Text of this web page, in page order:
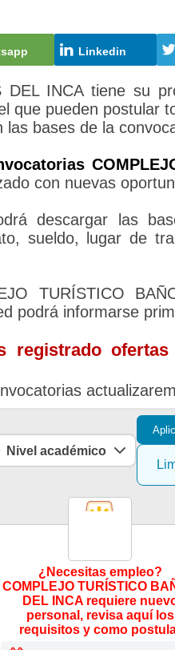
Linkedin
DEL INCA tiene su
que pueden postular
bases de la
con nuevas
descargar las
sueldo, lugar de
TURÍSTICO
podrá informarse
registrado
Nivel académico
¿Necesitas empleo?
COMPLEJO TURÍSTICO
DEL INCA requiere
personal, revisa aquí los
requisitos y como